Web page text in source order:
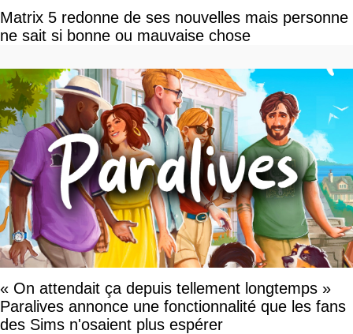
Matrix 5 redonne de ses nouvelles mais personne
ne sait si bonne ou mauvaise chose
« On attendait ça depuis tellement longtemps »
Paralives annonce une fonctionnalité que les fans
des Sims n'osaient plus espérer